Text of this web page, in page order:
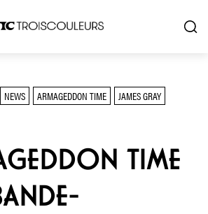
NEWS ARMAGEDDON TIME
JAMES GRAY
TIME